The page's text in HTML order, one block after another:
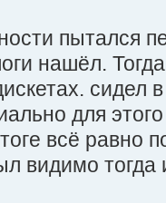
пытался
нашёл.
сидел
для
всё равно
видимо